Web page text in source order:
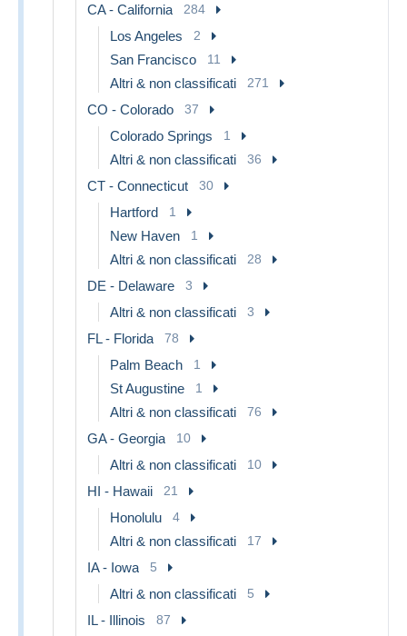
CA - California 284
Los Angeles 2
San Francisco 11
Altri & non classificati 271
CO - Colorado 37
Colorado Springs 1
Altri & non classificati 36
CT - Connecticut 30
Hartford 1
New Haven 1
Altri & non classificati 28
DE - Delaware 3
Altri & non classificati 3
FL - Florida 78
Palm Beach 1
St Augustine 1
Altri & non classificati 76
GA - Georgia 10
Altri & non classificati 10
HI - Hawaii 21
Honolulu 4
Altri & non classificati 17
IA - Iowa 5
Altri & non classificati 5
IL - Illinois 87